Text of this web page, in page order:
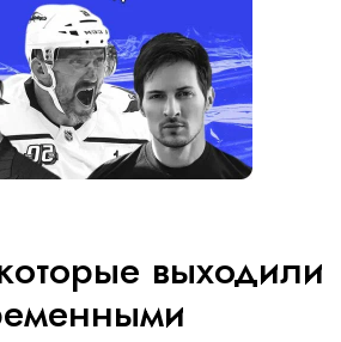
выходили